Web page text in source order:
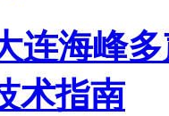
连海峰
术指南